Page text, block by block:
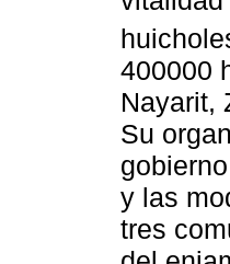
400000
Nayarit,
Su
y las
tres